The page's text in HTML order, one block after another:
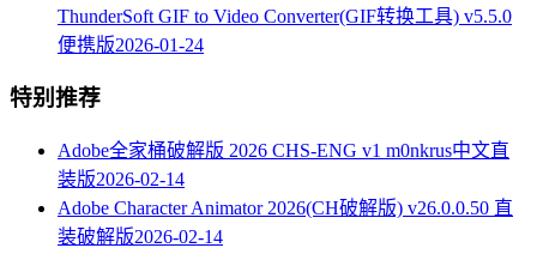
ThunderSoft GIF to Video Converter(GIF转换工具) v5.5.0
便携版2026-01-24
特别推荐
Adobe全家桶破解版 2026 CHS-ENG v1 m0nkrus中文直
装版2026-02-14
Adobe Character Animator 2026(CH破解版) v26.0.0.50 直
装破解版2026-02-14